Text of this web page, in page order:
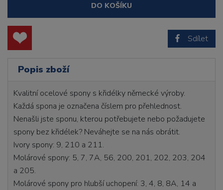
DO KOŠÍKU
Sdílet
Popis zboží
Kvalitní ocelové spony s křidélky německé výroby.
Každá spona je označena číslem pro přehlednost.
Nenašli jste sponu, kterou potřebujete nebo požadujete
spony bez křidélek? Neváhejte se na nás obrátit.
Ivory spony: 9, 210 a 211.
Molárové spony: 5, 7, 7A, 56, 200, 201, 202, 203, 204
a 205.
Molárové spony pro hlubší uchopení: 3, 4, 8, 8A, 14 a